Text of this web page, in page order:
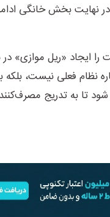
بخش خانگی
«ریل موازی» در
نظام فعلی نیست، بلکه
شود تا به تدریج